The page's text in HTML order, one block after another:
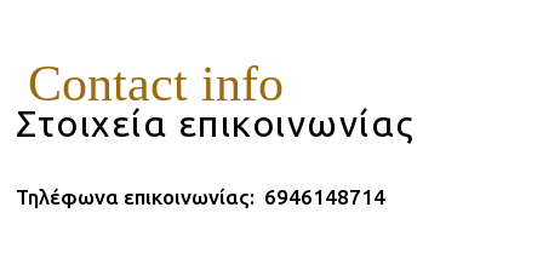
Contact info
Στοιχεία επικοινωνίας
Τηλέφωνα επικοινωνίας: 6946148714